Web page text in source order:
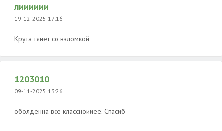
лииииии
19-12-2025 17:16
Крута тянет со взломкой
1203010
09-11-2025 13:26
оболденна всё классноииее. Спасиб